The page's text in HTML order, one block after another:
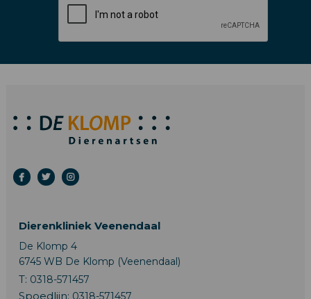
Dierenkliniek Veenendaal
De Klomp 4
6745 WB De Klomp (Veenendaal)
T: 0318-571457
Spoedlijn: 0318-571457